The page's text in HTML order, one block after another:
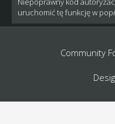
uruchomić tę funkcję w
Community